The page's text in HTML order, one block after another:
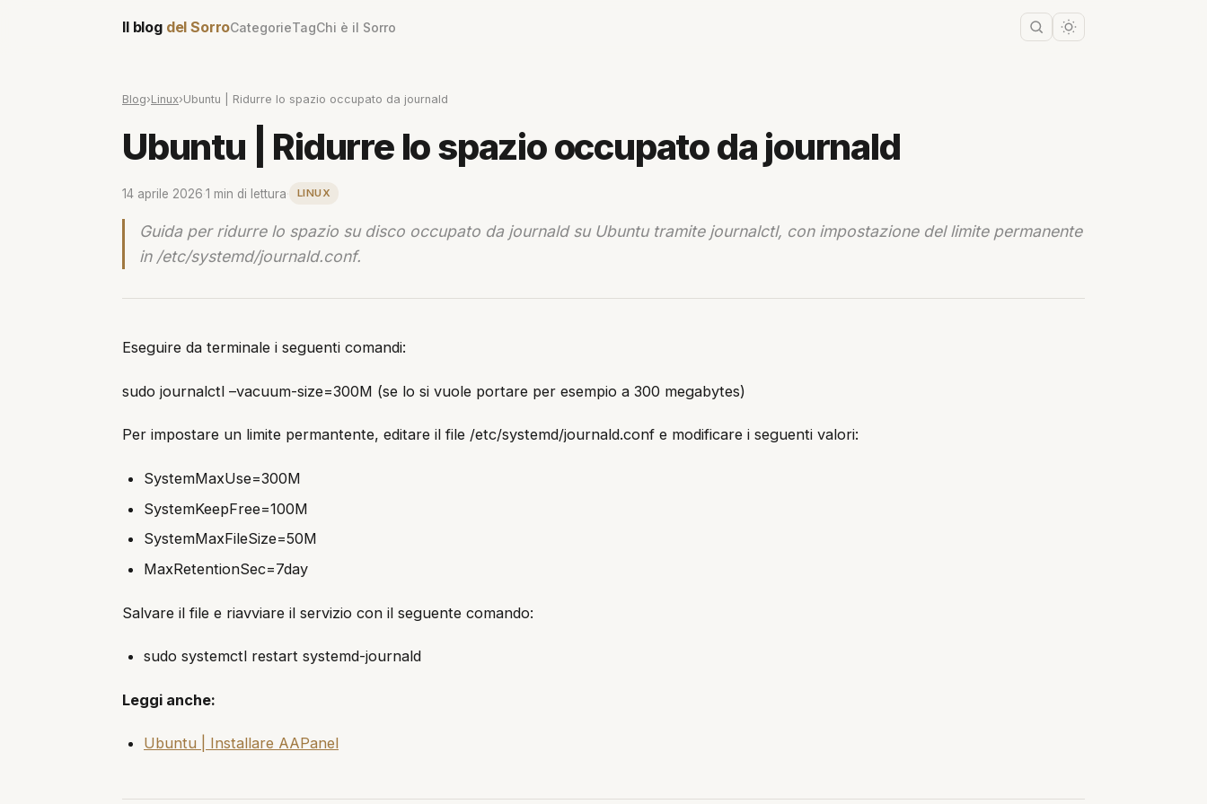
Il blog del SorroCategorieTagChi è il Sorro
Blog›Linux›Ubuntu | Ridurre lo spazio occupato da journald
Ubuntu | Ridurre lo spazio occupato da journald
14 aprile 2026 1 min di lettura LINUX
Guida per ridurre lo spazio su disco occupato da journald su Ubuntu tramite journalctl, con impostazione del limite permanente
in /etc/systemd/journald.conf.
Eseguire da terminale i seguenti comandi:
sudo journalctl –vacuum-size=300M (se lo si vuole portare per esempio a 300 megabytes)
Per impostare un limite permantente, editare il file /etc/systemd/journald.conf e modificare i seguenti valori:
SystemMaxUse=300M
SystemKeepFree=100M
SystemMaxFileSize=50M
MaxRetentionSec=7day
Salvare il file e riavviare il servizio con il seguente comando:
sudo systemctl restart systemd-journald
Leggi anche:
Ubuntu | Installare AAPanel